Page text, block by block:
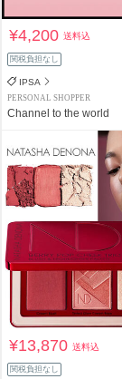
¥4,200送料込
関税負担なし
IPSA
PERSONAL SHOPPER
Channel to the world
¥13,870送料込
関税負担なし